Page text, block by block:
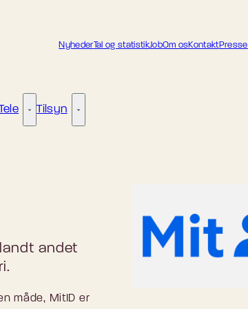
NyhederTal og statistikJobOm osKontaktPresse
transformation - Flere links
Tele - Flere links
Tilsyn Tilsyn - Flere links
andet
måde, MitID er